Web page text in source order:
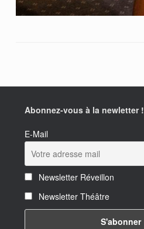
Abonnez-vous à la newletter !
E-Mail
Newsletter Réveillon
Newsletter Théâtre